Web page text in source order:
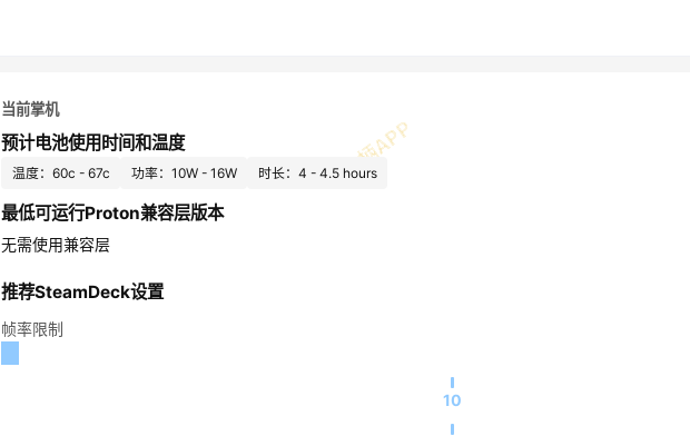
当前掌机
预计电池使用时间和温度
温度：60c - 67c 功率：10W - 16W 时长：4 - 4.5 hours
最低可运行Proton兼容层版本
无需使用兼容层
推荐SteamDeck设置
帧率限制
10